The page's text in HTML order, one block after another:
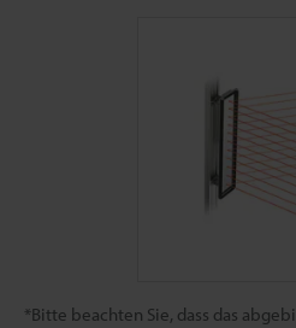
*Bitte beachten Sie, dass das